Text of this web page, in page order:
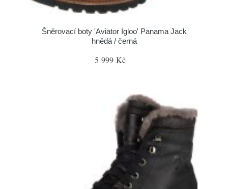
Šněrovací boty 'Aviator Igloo' Panama Jack
hnědá / černá
5 999 Kč